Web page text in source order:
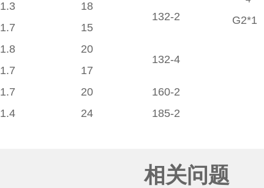
G2*1
1.3
18
132-2
1.7 15
1.8
20
132-4
1.7 17
1.7 20 160-2
1.4 24 185-2
相关问题